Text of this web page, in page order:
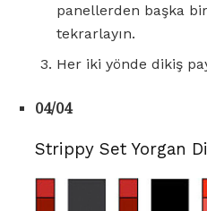
panellerden başka
tekrarlayın.
Her iki yönde dikiş
04/04
Strippy Set Yorgan